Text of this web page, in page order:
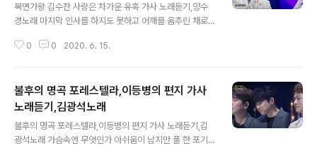
복면가왕 김수찬 사랑은 차가운 유혹 가사 노래듣기,양수
경노래 마지막 인사를 하지도 못하고 어깨를 움추린 채로
는 눈물 가슴만 메이네 미스터트롯 출신 김수찬이 복면가
사람이라고 말하며 누가 봐도 김수찬인 것을 미리 알고 있
었다는 것을 알게 되었다고 했답니다. 미스터트롯 트로트
프린스 김수찬을 응원합니다. 사랑은 차가운 유혹 그래도
피할 순 없어 이별은 때늦은 후회 다시는 만날 수 없어 마지
막 인사를 하지도 못하고 어깨를 움추린 채로 고개만 떨구
0 0 2020. 6. 15.
불후의 명곡 포레스텔라,이등병의 편지 가사
노래듣기,김광석노래
불후의 명곡 포레스텔라,이등병의 편지 가사 노래듣기,김
광석노래 가슴속엔 무엇인가 아쉬움이 남지만 풀 한 포기